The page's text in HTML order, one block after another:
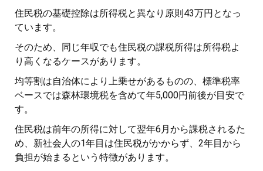
住民税の基礎控除は所得税と異なり原則43万円となっ
ています。
そのため、同じ年収でも住民税の課税所得は所得税よ
り高くなるケースがあります。
均等割は自治体により上乗せがあるものの、標準税率
ベースでは森林環境税を含めて年5,000円前後が目安で
す。
住民税は前年の所得に対して翌年6月から課税されるた
め、新社会人の1年目は住民税がかからず、2年目から
負担が始まるという特徴があります。